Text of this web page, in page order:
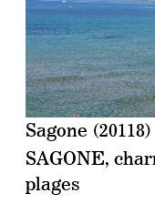
Sagone (20118)
SAGONE,
plages